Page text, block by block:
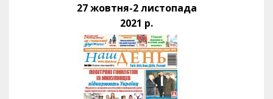
27 жовтня-2 листопада
2021 р.